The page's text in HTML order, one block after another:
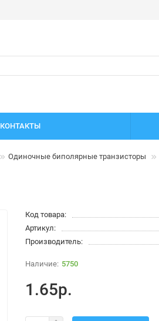
КОНТАКТЫ
Одиночные биполярные транзисторы
Код товара:
Артикул:
Производитель:
5750
1.65р.